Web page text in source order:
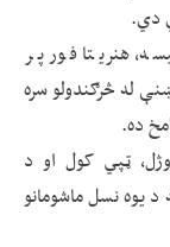
دي.
هنریتا فور پر
له څرګندولو سره
ده.
وژل، ټپي کول او د
د یوه نسل ماشومانو